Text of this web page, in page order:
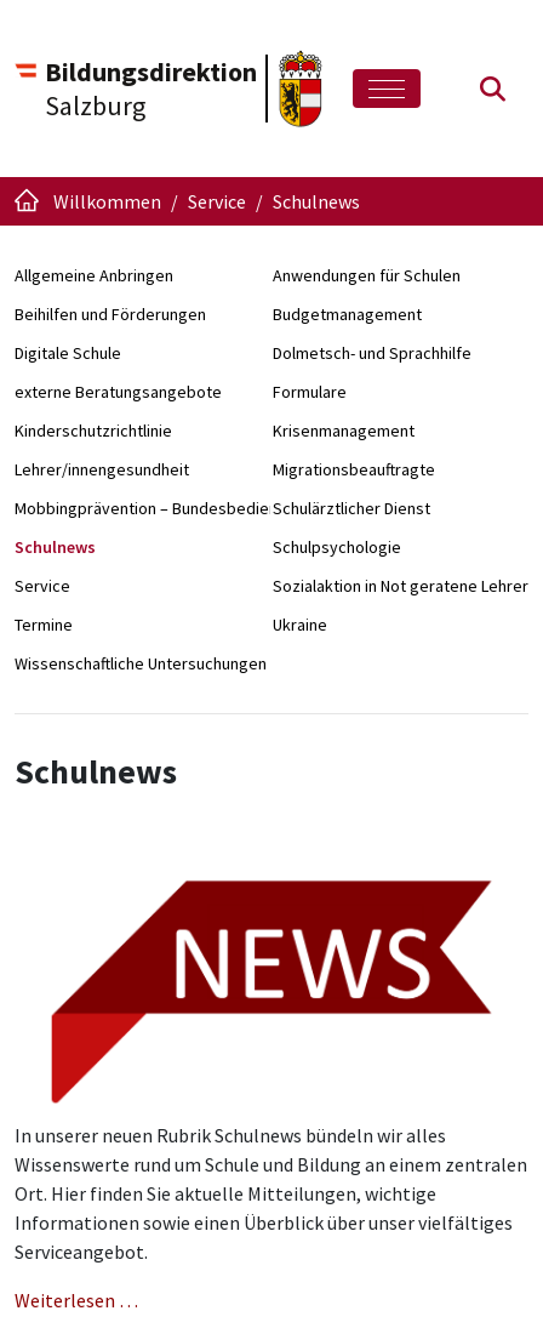
Bildungsdirektion
Salzburg
Willkommen Service Schulnews
Allgemeine Anbringen
Anwendungen für Schulen
Beihilfen und Förderungen
Budgetmanagement
Digitale Schule
Dolmetsch- und Sprachhilfe
externe Beratungsangebote
Formulare
Kinderschutzrichtlinie
Krisenmanagement
Lehrer/innengesundheit
Migrationsbeauftragte
Mobbingprävention – Bundesbedienstete an Schulen
Schulärztlicher Dienst
Schulnews
Schulpsychologie
Service
Sozialaktion in Not geratene Lehrer/
Termine
Ukraine
Wissenschaftliche Untersuchungen
Schulnews
In unserer neuen Rubrik Schulnews bündeln wir alles
Wissenswerte rund um Schule und Bildung an einem zentralen
Ort. Hier finden Sie aktuelle Mitteilungen, wichtige
Informationen sowie einen Überblick über unser vielfältiges
Serviceangebot.
Weiterlesen …